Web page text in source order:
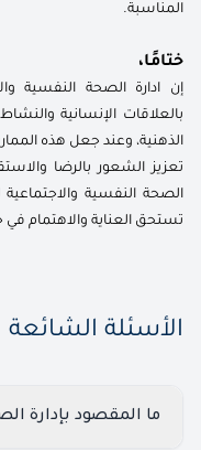
المناسبة.
ختامًا،
إن ادارة الصحة النفسية
بالعلاقات الإنسانية
الذهنية، وعند جعل هذه
تعزيز الشعور بالرضا
الصحة النفسية
تستحق العناية والاهتمام في
الأسئلة الشائعة
ما المقصود بإدارة